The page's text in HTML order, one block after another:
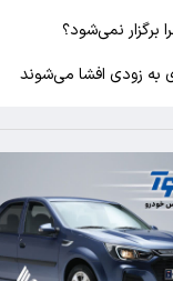
برگزار نمی‌شود؟
به زودی افشا می‌شوند